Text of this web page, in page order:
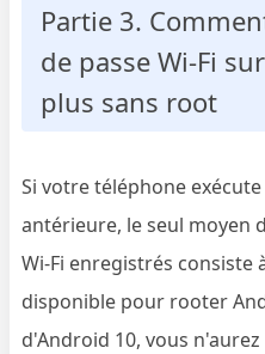
Partie 3.
de passe Wi-Fi
plus sans root
Si votre téléphone
antérieure, le seul moyen
Wi-Fi enregistrés consiste
disponible pour rooter
d'Android 10, vous